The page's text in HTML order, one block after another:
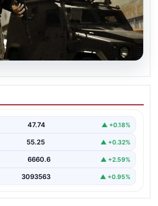
DAEŞ’e Karşı Geniş
önemli operasyonlar sonucunda, DAEŞ
yönelik kapsamlı adımlar…
47.74 ▲ +0.18%
55.25 ▲ +0.32%
6660.6 ▲ +2.59%
3093563 ▲ +0.95%